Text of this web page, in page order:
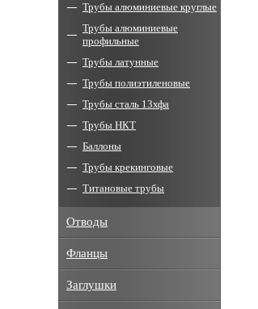
Трубы алюминиевые круглые
Трубы алюминиевые
профильные
Трубы латунные
Трубы полиэтиленовые
Трубы сталь 13хфа
Трубы НКТ
Баллоны
Трубы крекинговые
Титановые трубы
Отводы
Фланцы
Заглушки